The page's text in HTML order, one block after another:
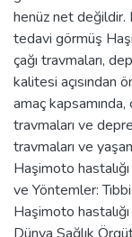
henüz net değildir.
tedavi görmüş
çağı travmaları,
kalitesi açısından
amaç kapsamında,
travmaları ve
travmaları ve
Haşimoto
ve Yöntemler:
Haşimoto